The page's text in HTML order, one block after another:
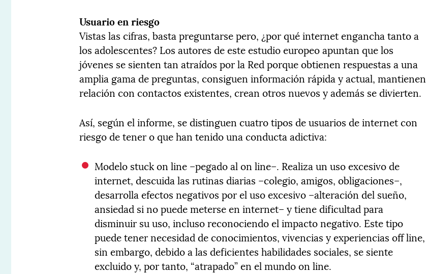
Usuario en riesgo
Vistas las cifras, basta preguntarse pero, ¿por qué internet engancha tanto a
los adolescentes? Los autores de este estudio europeo apuntan que los
jóvenes se sienten tan atraídos por la Red porque obtienen respuestas a una
amplia gama de preguntas, consiguen información rápida y actual, mantienen
relación con contactos existentes, crean otros nuevos y además se divierten.
Así, según el informe, se distinguen cuatro tipos de usuarios de internet con
riesgo de tener o que han tenido una conducta adictiva:
Modelo stuck on line –pegado al on line–. Realiza un uso excesivo de
internet, descuida las rutinas diarias –colegio, amigos, obligaciones–,
desarrolla efectos negativos por el uso excesivo –alteración del sueño,
ansiedad si no puede meterse en internet– y tiene dificultad para
disminuir su uso, incluso reconociendo el impacto negativo. Este tipo
puede tener necesidad de conocimientos, vivencias y experiencias off line,
sin embargo, debido a las deficientes habilidades sociales, se siente
excluido y, por tanto, “atrapado” en el mundo on line.